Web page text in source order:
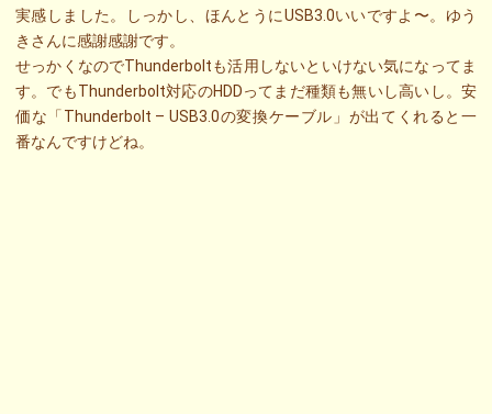
実感しました。しっかし、ほんとうにUSB3.0いいですよ〜。ゆう
きさんに感謝感謝です。
せっかくなのでThunderboltも活用しないといけない気になってま
す。でもThunderbolt対応のHDDってまだ種類も無いし高いし。安
価な「Thunderbolt – USB3.0の変換ケーブル」が出てくれると一
番なんですけどね。